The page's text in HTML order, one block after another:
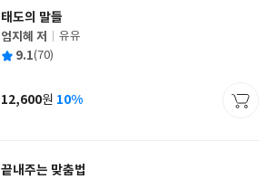
태도의 말들
글
쓴
엄지혜 저
출
사
유유
평 9.1(70)
가
12,600원 10%
끝내주는 맞춤법